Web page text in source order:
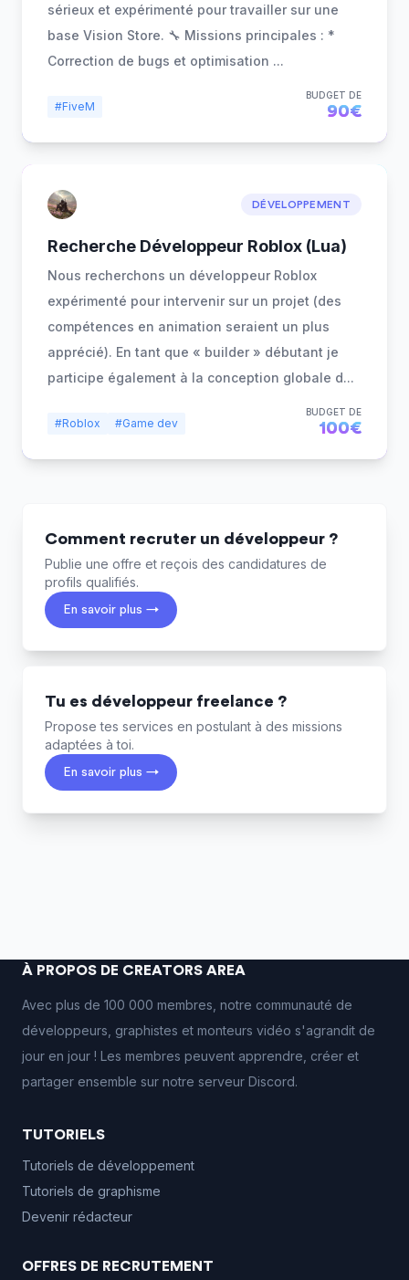
sérieux et expérimenté pour travailler sur une
base Vision Store. 🔧 Missions principales : *
Correction de bugs et optimisation ...
#FiveM
BUDGET DE
90€
DÉVELOPPEMENT
Recherche Développeur Roblox (Lua)
Nous recherchons un développeur Roblox
expérimenté pour intervenir sur un projet (des
compétences en animation seraient un plus
apprécié). En tant que « builder » débutant je
participe également à la conception globale d...
#Roblox #Game dev
BUDGET DE
100€
Comment recruter un développeur ?
Publie une offre et reçois des candidatures de
profils qualifiés.
En savoir plus →
Tu es développeur freelance ?
Propose tes services en postulant à des missions
adaptées à toi.
En savoir plus →
À PROPOS DE CREATORS AREA
Avec plus de 100 000 membres, notre communauté de
développeurs, graphistes et monteurs vidéo s'agrandit de
jour en jour ! Les membres peuvent apprendre, créer et
partager ensemble sur notre serveur Discord.
TUTORIELS
Tutoriels de développement
Tutoriels de graphisme
Devenir rédacteur
OFFRES DE RECRUTEMENT